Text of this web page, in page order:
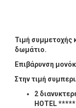
Τιμή συμμετοχής
δωμάτιο.
Επιβάρυνση
Στην τιμή
2
HOTEL*****